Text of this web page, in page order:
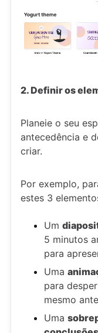
2. Definir os
Planeie o seu
antecedência e
criar.
Por exemplo,
estes 3
Um
5 minutos
para
Uma
para
mesmo
Uma